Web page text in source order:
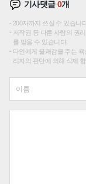
기사댓글0개
200자까지 쓰실 수 있습니
저작권 등 다른 사람의 권
를 받을 수 있습니다.
타인에게 불쾌감을 주는
리자의 판단에 의해 삭제